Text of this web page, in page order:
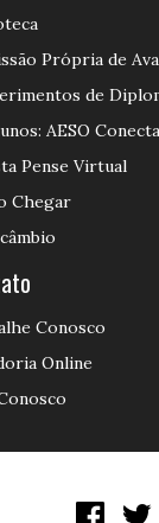
Própria de
de
AESO Conecta
Pense Virtual
Chegar
Conosco
Online